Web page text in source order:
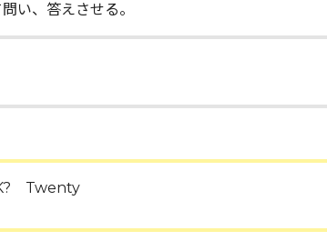
い、答えさせる。
Twenty